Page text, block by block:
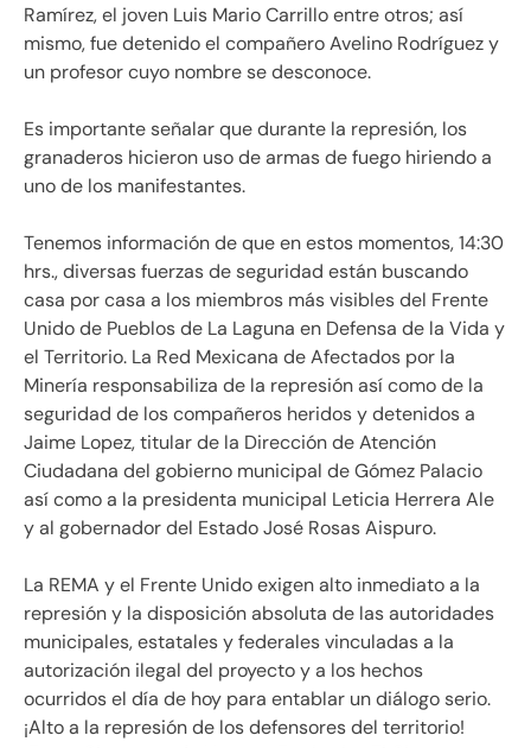
Ramírez, el joven Luis Mario Carrillo entre otros; así
mismo, fue detenido el compañero Avelino Rodríguez y
un profesor cuyo nombre se desconoce.
Es importante señalar que durante la represión, los
granaderos hicieron uso de armas de fuego hiriendo a
uno de los manifestantes.
Tenemos información de que en estos momentos, 14:30
hrs., diversas fuerzas de seguridad están buscando
casa por casa a los miembros más visibles del Frente
Unido de Pueblos de La Laguna en Defensa de la Vida y
el Territorio. La Red Mexicana de Afectados por la
Minería responsabiliza de la represión así como de la
seguridad de los compañeros heridos y detenidos a
Jaime Lopez, titular de la Dirección de Atención
Ciudadana del gobierno municipal de Gómez Palacio
así como a la presidenta municipal Leticia Herrera Ale
y al gobernador del Estado José Rosas Aispuro.
La REMA y el Frente Unido exigen alto inmediato a la
represión y la disposición absoluta de las autoridades
municipales, estatales y federales vinculadas a la
autorización ilegal del proyecto y a los hechos
ocurridos el día de hoy para entablar un diálogo serio.
¡Alto a la represión de los defensores del territorio!